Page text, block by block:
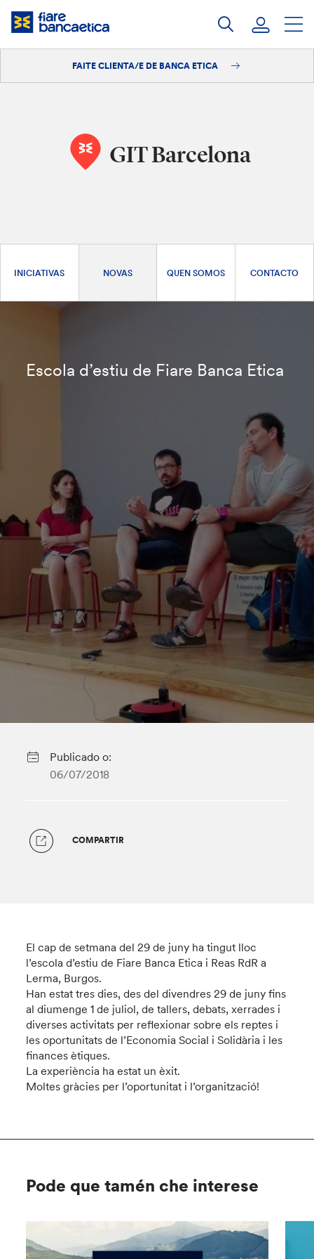
Saltar
FAITE CLIENTA/E DE BANCA ETICA
GIT Barcelona
INICIATIVAS NOVAS QUEN SOMOS CONTACTO
Escola d’estiu de Fiare Banca Etica
Publicado o:
06/07/2018
COMPARTIR
El cap de setmana del 29 de juny ha tingut lloc
l’escola d’estiu de Fiare Banca Etica i Reas RdR a
Lerma, Burgos.
Han estat tres dies, des del divendres 29 de juny fins
al diumenge 1 de juliol, de tallers, debats, xerrades i
diverses activitats per reflexionar sobre els reptes i
les oportunitats de l’Economia Social i Solidària i les
finances ètiques.
La experiència ha estat un èxit.
Moltes gràcies per l’oportunitat i l’organització!
Pode que tamén che interese